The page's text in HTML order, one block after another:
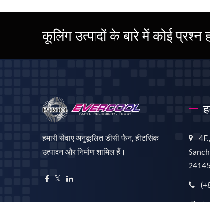
कूलिंग उत्पादों के बारे में कोई
हमारी सेवाएं अनुकूलित डीसी फैन, हीटसिंक
उत्पादन और निर्माण शामिल हैं।